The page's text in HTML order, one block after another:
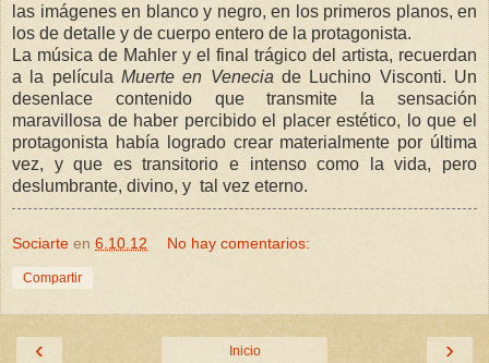
las imágenes en blanco y negro, en los primeros planos, en
los de detalle y de cuerpo entero de la protagonista.
La música de Mahler y el final trágico del artista, recuerdan
a la película Muerte en Venecia de Luchino Visconti. Un
desenlace contenido que transmite la sensación
maravillosa de haber percibido el placer estético, lo que el
protagonista había logrado crear materialmente por última
vez, y que es transitorio e intenso como la vida, pero
deslumbrante, divino, y tal vez eterno.
Sociarte en 6.10.12 No hay comentarios:
Compartir
‹ ›
Inicio